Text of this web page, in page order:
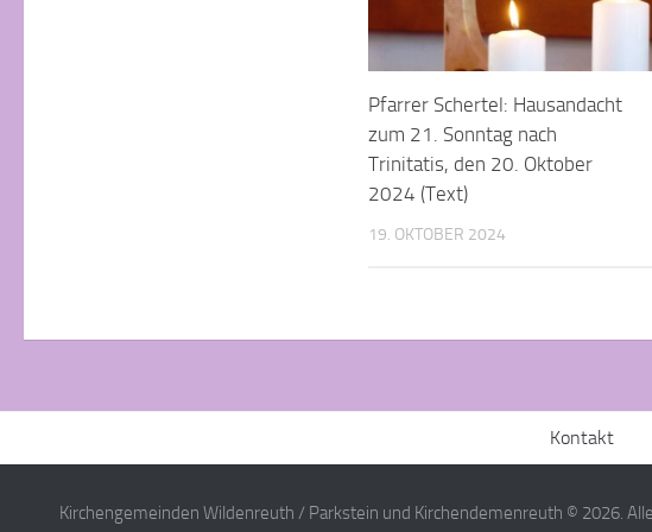
Pfarrer Schertel: Hausandacht
zum 21. Sonntag nach
Trinitatis, den 20. Oktober
2024 (Text)
19. OKTOBER 2024
Kontakt
Kirchengemeinden Wildenreuth / Parkstein und Kirchendemenreuth © 2026.